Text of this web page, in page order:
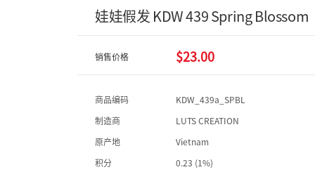
娃娃假发 KDW 439 Spring Blossom
销售价格 $23.00
商品编码
KDW_439a_SPBL
制造商
LUTS CREATION
原产地
Vietnam
积分
0.23 (1%)